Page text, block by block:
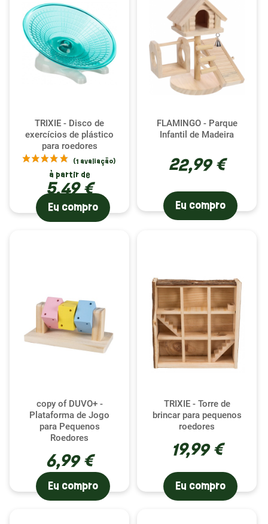
TRIXIE - Disco de
exercícios de plástico
para roedores
à partir de
5,49 €
Eu compro
FLAMINGO - Parque
Infantil de Madeira
22,99 €
Eu compro
copy of DUVO+ -
Plataforma de Jogo
para Pequenos
Roedores
6,99 €
Eu compro
TRIXIE - Torre de
brincar para pequenos
roedores
19,99 €
Eu compro